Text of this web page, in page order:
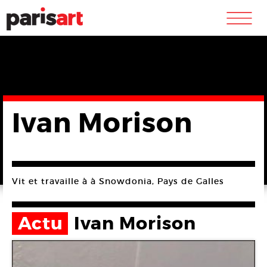
m
Ivan Morison
Vit et travaille à à Snowdonia, Pays de Galles
Actu Ivan Morison